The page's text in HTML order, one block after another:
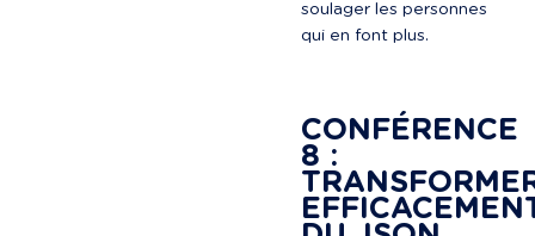
soulager les personnes
qui en font plus.
CONFÉRENCE
8 :